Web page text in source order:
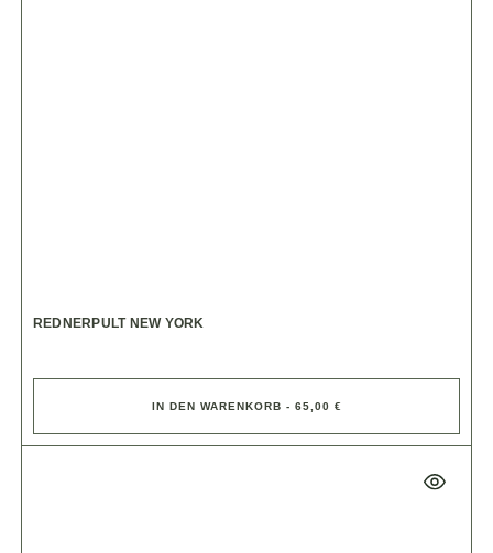
REDNERPULT NEW YORK
IN DEN WARENKORB - 65,00 €